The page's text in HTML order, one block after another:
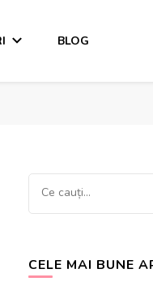
BLOG
Cauți
ceva?
CELE MAI BUNE